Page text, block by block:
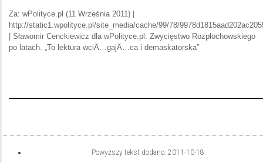
Za: wPolityce.pl (11 Września 2011) |
http://static1.wpolityce.pl/site_media/cache/99/78/
| Sławomir Cenckiewicz dla wPolityce.pl: Zwycięstwo Rozpłochowskiego
po latach. „To lektura wciÄ…gajÄ…ca i demaskatorska”
Powyższy tekst dodano: 2011-10-18